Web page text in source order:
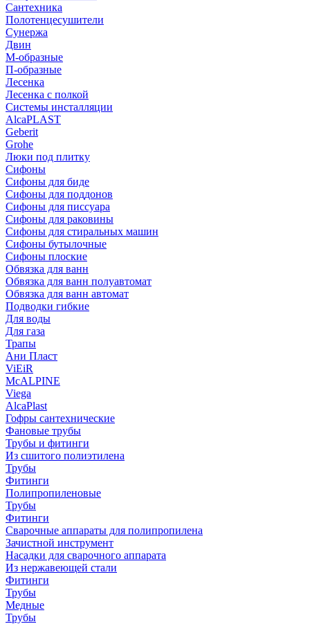
Сантехника
Полотенцесушители
Сунержа
Двин
М-образные
П-образные
Лесенка
Лесенка с полкой
Системы инсталляции
AlcaPLAST
Geberit
Grohe
Люки под плитку
Сифоны
Сифoны для биде
Сифoны для поддонов
Сифoны для писсуара
Сифоны для раковины
Сифоны для стиральных машин
Сифоны бутылочные
Сифоны плоские
Обвязка для ванн
Обвязка для ванн полуавтомат
Обвязка для ванн автомат
Подводки гибкие
Для воды
Для газа
Трапы
Ани Пласт
ViEiR
McALPINE
Viega
AlcaPlast
Гофры сантехнические
Фановые трубы
Трубы и фитинги
Из сшитого полиэтилена
Трубы
Фитинги
Полипропиленовые
Трубы
Фитинги
Сварочные аппараты для полипропилена
Зачистной инструмент
Насадки для сварочного аппарата
Из нержавеющей стали
Фитинги
Трубы
Медные
Трубы